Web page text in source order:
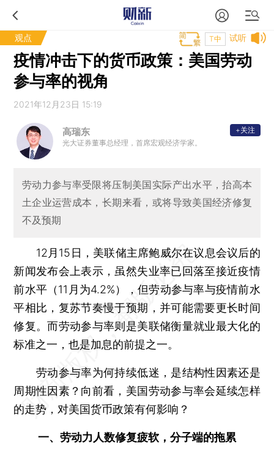
观点 试听
T中
疫情冲击下的货币政策：美国劳动
参与率的视角
2021年12月23日 15:19
高瑞东
光大证券董事总经理，首席宏观经济学家。
+关注
劳动力参与率受限将压制美国实际产出水平，抬高本
土企业运营成本，长期来看，或将导致美国经济修复
不及预期
12月15日，美联储主席鲍威尔在议息会议后的
新闻发布会上表示，虽然失业率已回落至接近疫情
前水平（11月为4.2%），但劳动参与率与疫情前水
平相比，复苏节奏慢于预期，并可能需要更长时间
修复。而劳动参与率则是美联储衡量就业最大化的
标准之一，也是加息的前提之一。
劳动参与率为何持续低迷，是结构性因素还是
周期性因素？向前看，美国劳动参与率会延续怎样
的走势，对美国货币政策有何影响？
一、劳动力人数修复疲软，分子端的拖累